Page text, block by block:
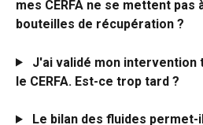
mes CERFA ne se mettent pas
bouteilles de récupération ?
J'ai validé mon intervention
le CERFA. Est-ce trop tard ?
Le bilan des fluides